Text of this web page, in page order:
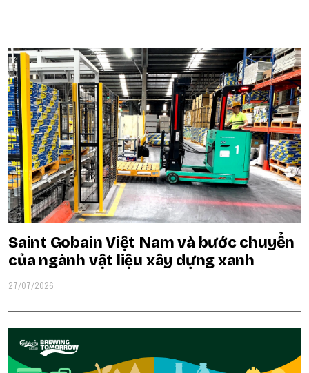
Saint Gobain Việt Nam và bước chuyển
của ngành vật liệu xây dựng xanh
27/07/2026